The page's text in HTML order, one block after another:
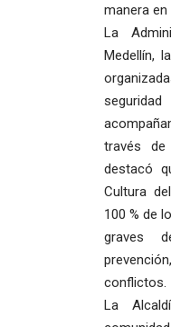
manera en
La
Medellín,
través de
destacó
Cultura
100 % de
graves
conflictos.
La